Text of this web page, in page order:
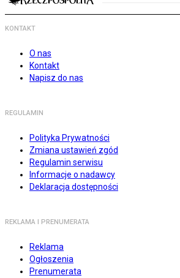
KONTAKT
O nas
Kontakt
Napisz do nas
REGULAMIN
Polityka Prywatności
Zmiana ustawień zgód
Regulamin serwisu
Informacje o nadawcy
Deklaracja dostępności
REKLAMA I PRENUMERATA
Reklama
Ogłoszenia
Prenumerata